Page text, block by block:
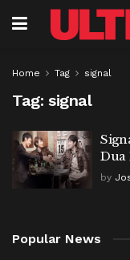
Home Tag signal
Tag: signal
Dua
by
Popular News